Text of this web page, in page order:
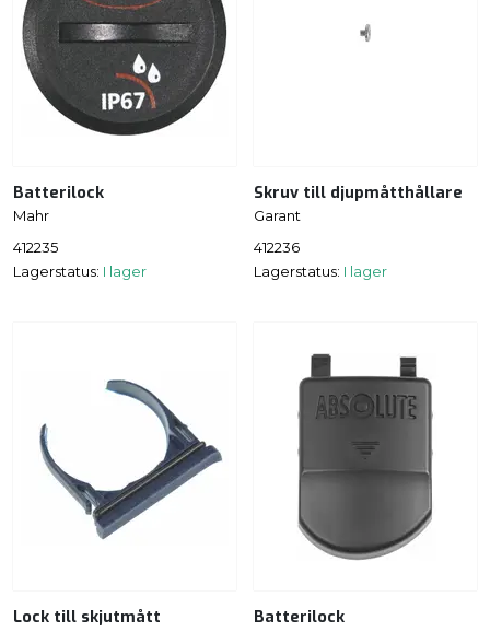
Batterilock
Mahr
412235
Lagerstatus: I lager
Skruv till djupmåtthållare
Garant
412236
Lagerstatus: I lager
Lock till skjutmått Batterilock